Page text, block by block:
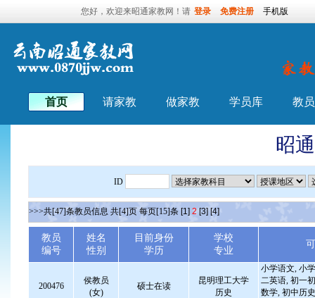
您好，欢迎来昭通家教网！请 登录 免费注册 手机版
首页 请家教 做家教 学员库 教
昭
ID
>>>共[47]条教员信息 共[4]页 每页[15]条 [1] 2 [3] [4]
教员
编号
姓名
性别
目前身份
学历
学校
专业
200476
侯教员
(女)
硕士在读
昆明理工大学
历史
小学语文, 小
二英语, 初一
数学, 初中历